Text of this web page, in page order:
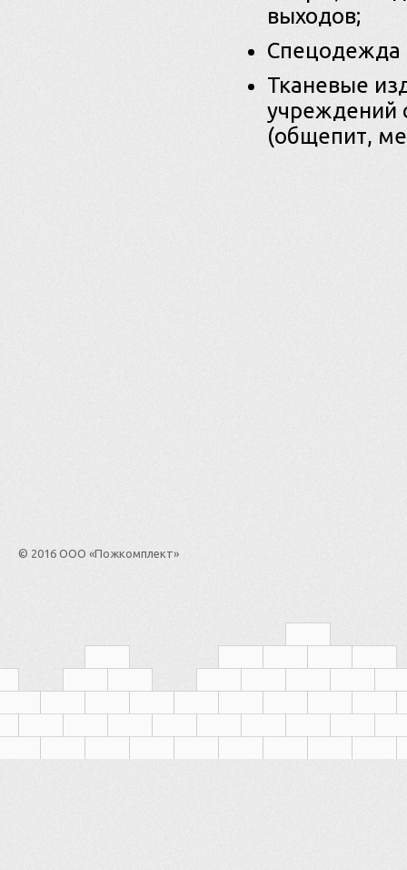
выходов;
Спецодежда
Тканевые
учреждений
(общепит,
© 2016 ООО «Пожкомплект»